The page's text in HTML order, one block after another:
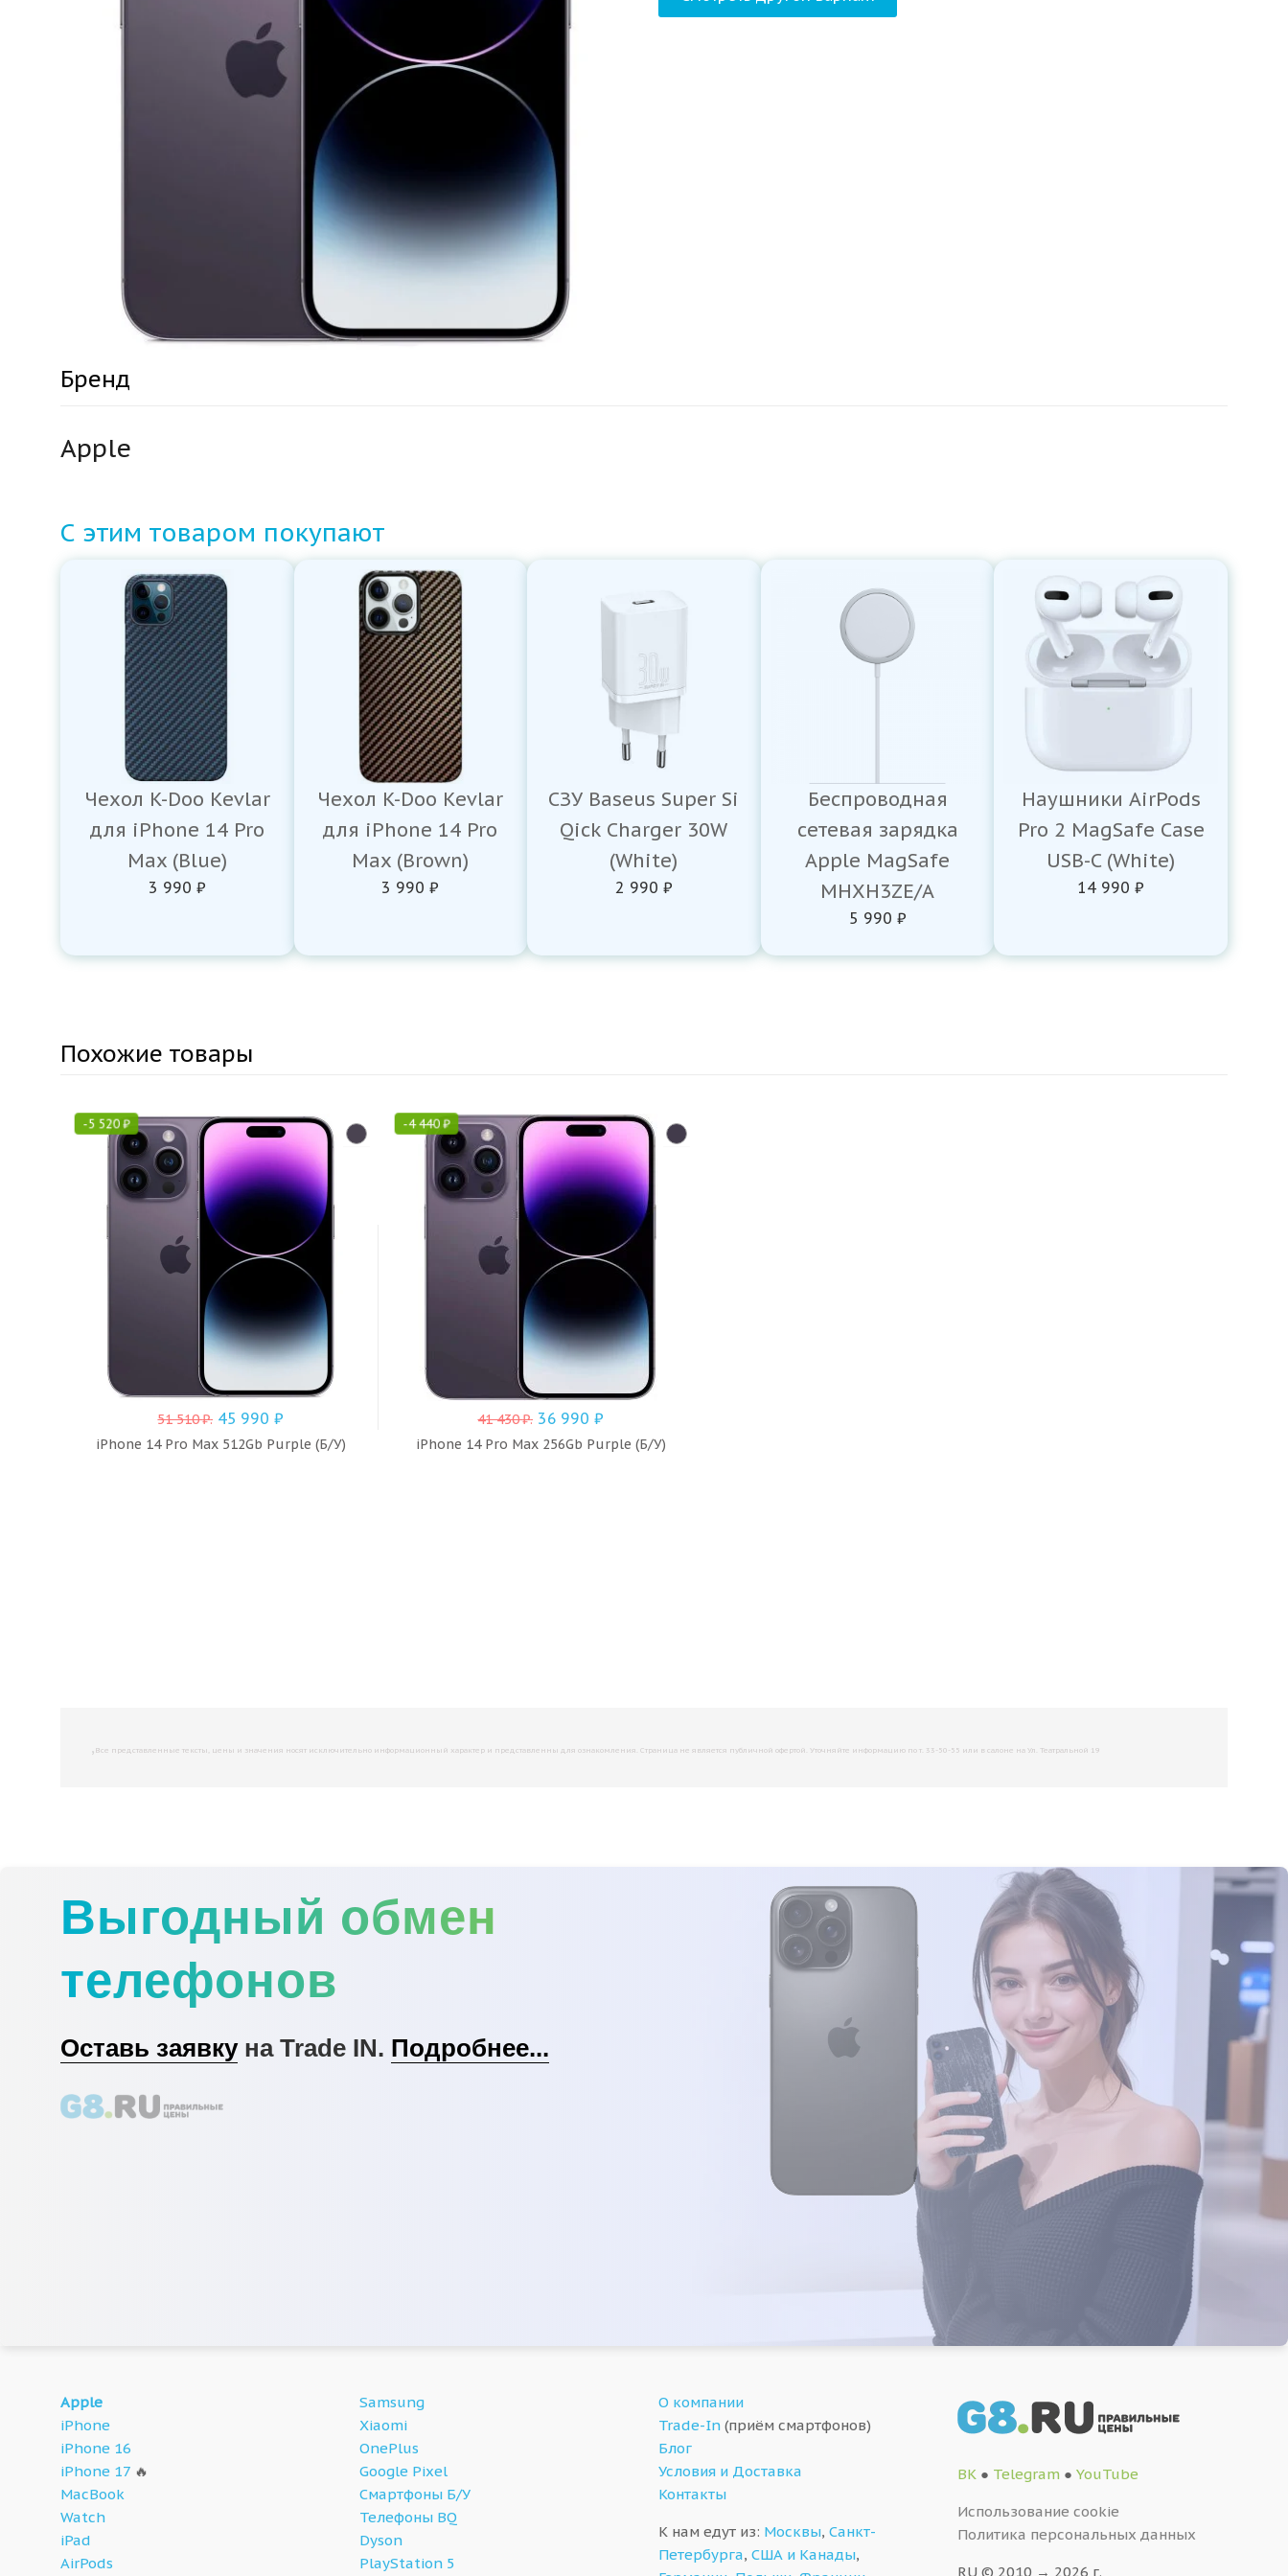
Бренд
Apple
С этим товаром покупают
Чехол K-Doo Kevlar
для iPhone 14 Pro
Max (Blue)
3 990 ₽
Чехол K-Doo Kevlar
для iPhone 14 Pro
Max (Brown)
3 990 ₽
СЗУ Baseus Super Si
Qick Charger 30W
(White)
2 990 ₽
Беспроводная
сетевая зарядка
Apple MagSafe
MHXH3ZE/A
5 990 ₽
Наушники AirPods
Pro 2 MagSafe Case
USB-C (White)
14 990 ₽
Похожие товары
-5 520₽
51 510₽. 45 990 ₽
iPhone 14 Pro Max 512Gb Purple (Б/У)
-4 440₽
41 430₽. 36 990 ₽
iPhone 14 Pro Max 256Gb Purple (Б/У)
, Все представленные тексты, цены и значения носят исключительно информационный характер и представленны для ознакомления. Страница не является публичной офертой. Уточняйте информацию по т. 33-50-55 или в салоне на Ул. Театральной 19
Выгодный обмен
телефонов
Оставь заявкуна Trade IN. Подробнее...
Apple
iPhone
iPhone 16
iPhone 17 🔥
MacBook
Watch
iPad
AirPods
Samsung
Xiaomi
OnePlus
Google Pixel
Смартфоны Б/У
Телефоны BQ
Dyson
PlayStation 5
О компании
Trade-In (приём смартфонов)
Блог
Условия и Доставка
Контакты
К нам едут из: Москвы, Санкт-
Петербурга, США и Канады,
ВК ● Telegram ● YouTube
Использование cookie
Политика персональных данных
RU © 2010 → 2026 г.